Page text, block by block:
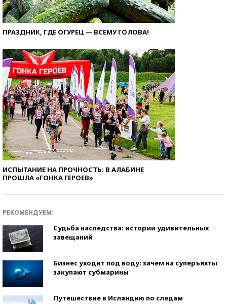
ПРАЗДНИК, ГДЕ ОГУРЕЦ — ВСЕМУ ГОЛОВА!
ИСПЫТАНИЕ НА ПРОЧНОСТЬ: В АЛАБИНЕ
ПРОШЛА «ГОНКА ГЕРОЕВ»
РЕКОМЕНДУЕМ:
Судьба наследства: истории удивительных
завещаний
Бизнес уходит под воду: зачем на суперъяхты
закупают субмарины
Путешествие в Исландию по следам